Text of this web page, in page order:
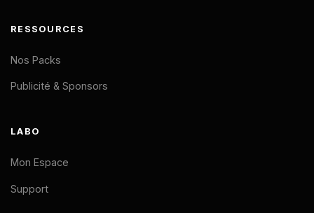
RESSOURCES
Nos Packs
Publicité & Sponsors
LABO
Mon Espace
Support